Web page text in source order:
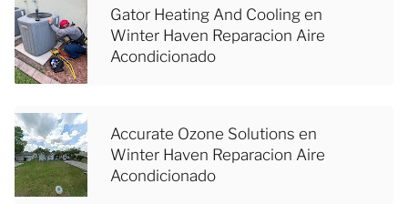
Gator Heating And Cooling en
Winter Haven Reparacion Aire
Acondicionado
Accurate Ozone Solutions en
Winter Haven Reparacion Aire
Acondicionado